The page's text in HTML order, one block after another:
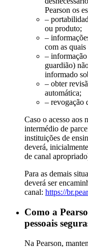
Pearson os
–
ou produto;
–
com as quais
–
guardião)
informado
– obter
automática;
– revogação
Caso o acesso aos
intermédio de
instituições de
deverá,
de canal
Para as demais
deverá ser
canal: https://
Como a
pessoais
Na Pearson,